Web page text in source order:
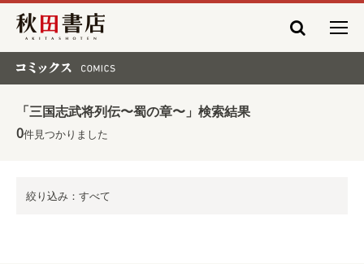
秋田書店
「三国志武将列伝〜蜀の章〜」検索結果
0件見つかりました
絞り込み：すべて